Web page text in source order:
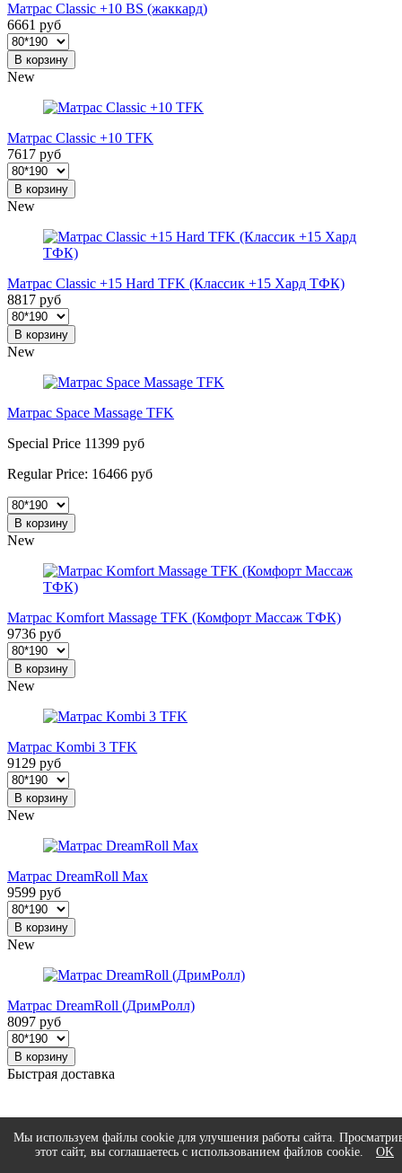
Мы используем файлы cookie для улучшения работы сайта.
этот сайт, вы соглашаетесь с использованием файлов cookie.
OK
Матрас Classic +10 BS (жаккард)
6661 руб
В корзину
New
Матрас Classic +10 TFK
7617 руб
В корзину
New
Матрас Classic +15 Hard TFK (Классик +15 Хард ТФК)
8817 руб
В корзину
New
Матрас Space Massage TFK
Special Price 11399 руб
Regular Price: 16466 руб
В корзину
New
Матрас Komfort Massage TFK (Комфорт Массаж ТФК)
9736 руб
В корзину
New
Матрас Kombi 3 TFK
9129 руб
В корзину
New
Матрас DreamRoll Max
9599 руб
В корзину
New
Матрас DreamRoll (ДримРолл)
8097 руб
В корзину
Быстрая доставка
Гарантия на все товары